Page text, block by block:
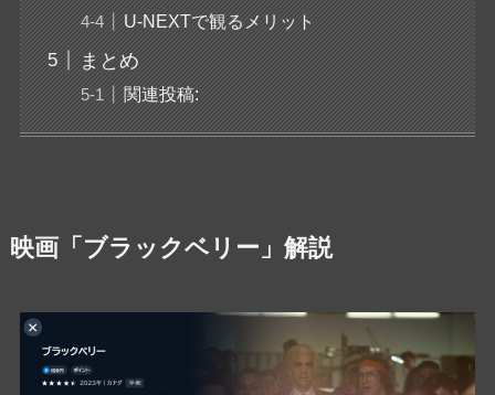
U-NEXTで観るメリット
まとめ
関連投稿:
映画「ブラックベリー」解説